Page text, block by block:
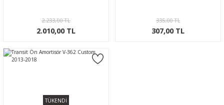
2.233,00 TL
2.010,00 TL
335,00 TL
307,00 TL
TÜKENDİ